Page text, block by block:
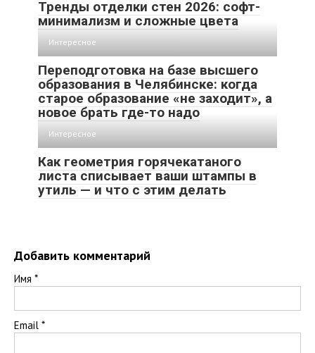
Тренды отделки стен 2026: софт-
минимализм и сложные цвета
Интересное
Переподготовка на базе высшего
образования в Челябинске: когда
старое образование «не заходит», а
новое брать где-то надо
Интересное
Как геометрия горячекатаного
листа списывает ваши штампы в
утиль — и что с этим делать
Добавить комментарий
Имя *
Email *